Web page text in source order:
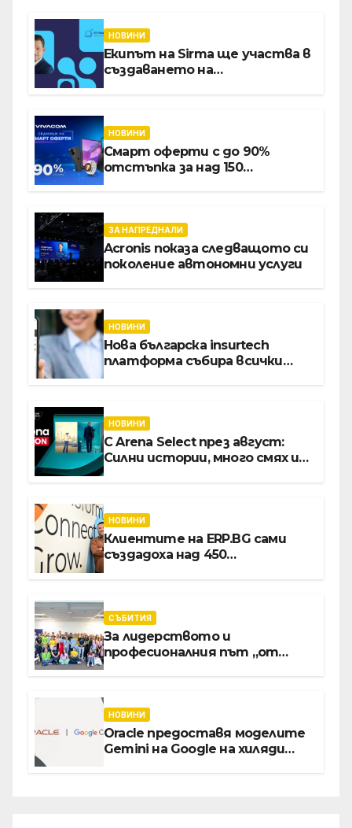
НОВИНИ
Екипът на Sirma ще участва в
създаването на
хотелиерството
НОВИНИ
Смарт оферти с до 90%
отстъпка за над 150
ЗА НАПРЕДНАЛИ
Acronis показа следващото си
поколение автономни услуги
НОВИНИ
Нова българска insurtech
платформа събира всички
НОВИНИ
С Arena Select през август:
Силни истории, много смях и
НОВИНИ
Клиентите на ERP.BG сами
създадоха над 450
интелект
СЪБИТИЯ
За лидерството и
професионалния път „от
директор Асен Великов
НОВИНИ
Oracle предоставя моделите
Gemini на Google на хиляди